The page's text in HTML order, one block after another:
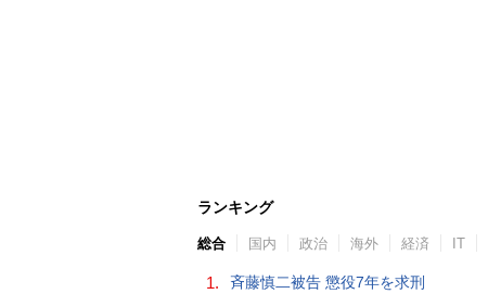
ランキング
総合 国内 政治 海外 経済 IT
1. 斉藤慎二被告 懲役7年を求刑